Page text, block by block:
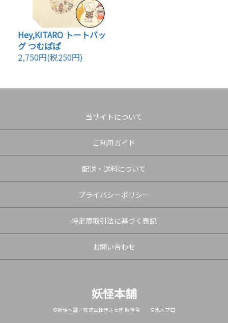
Hey,KITARO トートバッ
グ つむぱぱ
2,750円(税250円)
当サイトについて
ご利用ガイド
配送・送料について
プライバシーポリシー
特定商取引法に基づく表記
お問い合わせ
妖怪本舗
©妖怪本舗／株式会社きさらぎ 妖怪舎 ©水木プロ